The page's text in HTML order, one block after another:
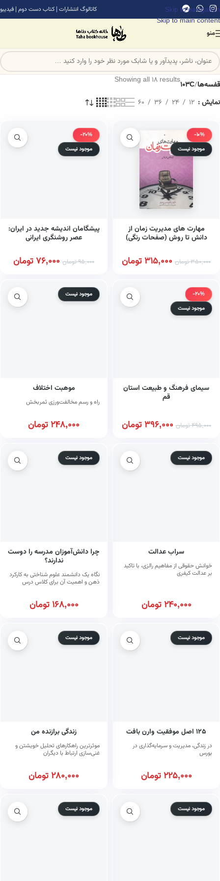
Skip to navigation
Skip to main content
کاتالوگ انتشارات | کتاب دست دوم | فیدیبو
منو
قفسه‌ها/
103C
Showing all 18 results
نمایش 12
24
36
60
-10%
موجود نیست
مهارت های مدیریت زمان از
دانش تا روش (صفحات رنگی)
350,000تومان 315,000تومان
-20%
موجود نیست
پیشگامان اندیشه جدید در ایران:
عصر روشنگری ایرانی
95,000تومان 76,000تومان
-20%
موجود نیست
سیمای فرهنگ و طبیعت استان
قم
495,000تومان 396,000تومان
موجود نیست
موهبت اختلاف
راه و رسم مخالفت‌ورزی ثمربخش
248,000تومان
موجود نیست
سراب عدالت
خوانش حقوقی از مفاهیم رالزی، با تاکید
بر عدالت کیفری
240,000تومان
موجود نیست
چرا دانش‌آموزان مدرسه را دوست
ندارند؟
نگاه یک دانشمند علوم شناختی به کارکرد
ذهن و اهمیت آن برای کلاس درس
168,000تومان
موجود نیست
۱۲۵ اصل موفقیت وارن بافت
در زندگی، مدیریت و سرمایه‌گذاری در
بورس
225,000تومان
موجود نیست
زندگی برازنده من
موثرترین راهکارهای تحلیل خویشتن و
غنی‌سازی ارتباط با دیگران
280,000تومان
موجود نیست موجود نیست